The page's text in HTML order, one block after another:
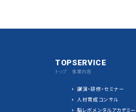
TOP
トップ
SERVICE
事業内容
講演・研修・セミナー
人材育成コンサル
脳レボメンタルアカデミー